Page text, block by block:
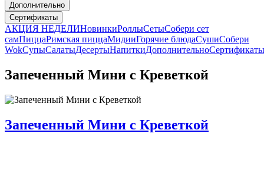
Дополнительно
Сертификаты
АКЦИЯ НЕДЕЛИНовинкиРоллыСетыСобери сет
самПиццаРимская пиццаМидииГорячие блюдаСушиСобери
WokСупыСалатыДесертыНапиткиДополнительноСертификаты
Запеченный Мини с Креветкой
Запеченный Мини с Креветкой